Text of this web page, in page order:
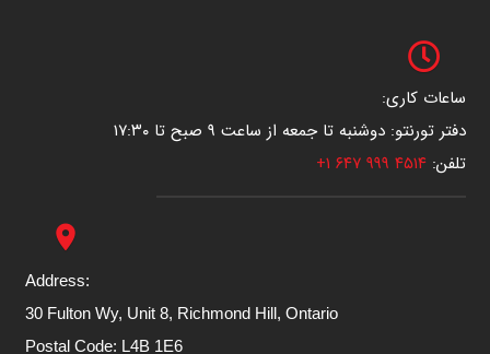
ساعات کاری:
دفتر تورنتو: دوشنبه تا جمعه از ساعت ۹ صبح تا ۱۷:۳۰
تلفن:۴۵۱۴ ۹۹۹ ۶۴۷ ۱+
place
Address:
30 Fulton Wy, Unit 8, Richmond Hill, Ontario
Postal Code: L4B 1E6